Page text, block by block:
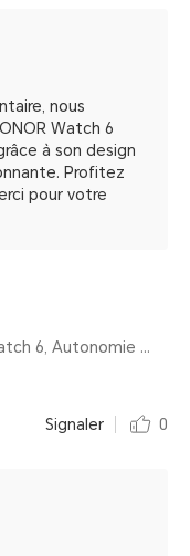
nous
Watch 6
à son design
Profitez
pour votre
Par HONOR Watch 6, Autonomie 35 Jours – Twilight Brown (Bracelet cuir)
Signaler 0